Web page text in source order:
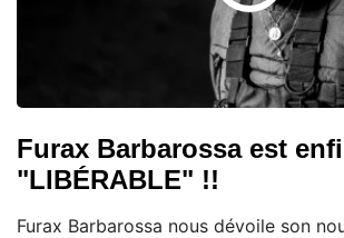
Furax Barbarossa est
"LIBÉRABLE" !!
Furax Barbarossa nous dévoile son